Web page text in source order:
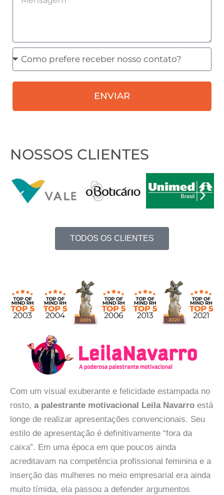
Como
prefere
receber
contato?
ENVIAR
NOSSOS CLIENTES
TODOS OS CLIENTES
Com um visual exuberante e felicidade estampada no
rosto, a palestrante motivacional Leila Navarro está
longe de realizar apresentações convencionais. Seu
estilo de apresentação é definitivamente “fora da
caixa”. Em uma época em que poucos ainda
acreditavam na competência profissional feminina e a
inserção das mulheres no meio empresarial era ainda
muito tímida, ela passou a defender argumentos